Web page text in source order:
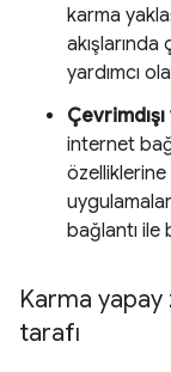
karma
yardımcı
internet
bağlantı ile
Karma
tarafı